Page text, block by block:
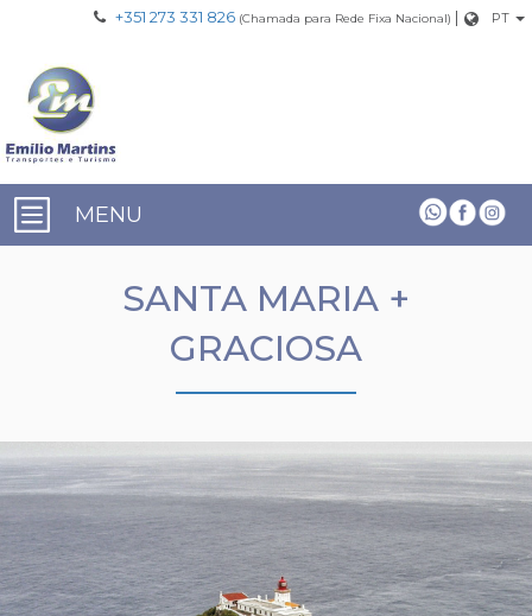
+351 273 331 826 (Chamada para Rede Fixa Nacional) | PT
MENU
SANTA MARIA +
GRACIOSA